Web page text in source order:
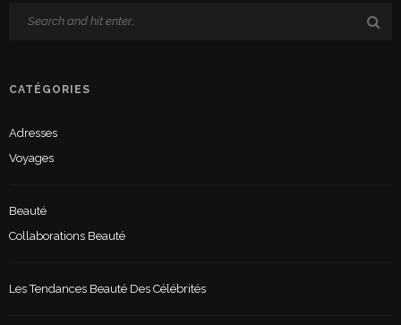
CATÉGORIES
Adresses
Voyages
Beauté
Collaborations Beauté
Les Tendances Beauté Des Célébrités